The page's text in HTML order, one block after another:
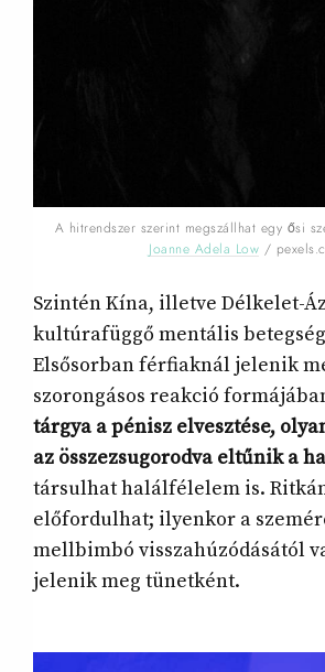
A hitrendszer szerint megszállhat egy ősi
Joanne Adela Low /
Szintén Kína, illetve Délkelet-
kultúrafüggő mentális
Elsősorban férfiaknál jelenik
szorongásos reakció
tárgya a pénisz elvesztése,
az összezsugorodva eltűnik a
társulhat halálfélelem is.
előfordulhat; ilyenkor a
mellbimbó visszahúzódásától
jelenik meg tünetként.